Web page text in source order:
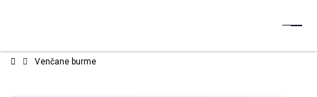
Venčane burme